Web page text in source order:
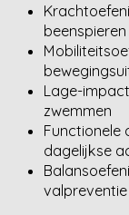
beenspieren
Lage-
zwemmen
Functionele
dagelijkse
valpreventie